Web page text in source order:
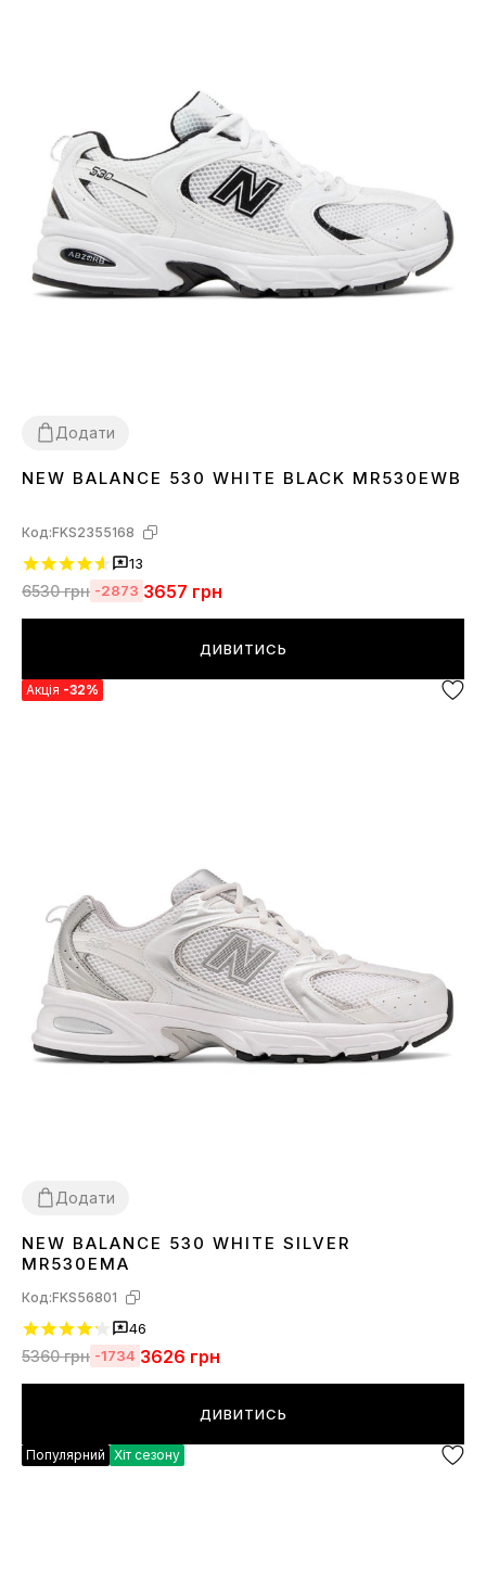
Додати
3637 3839404142 434445
NEW BALANCE 530 WHITE BLACK MR530EWB
Код:FKS2355168
13
6530грн -2873 3657 грн
ДИВИТИСЬ
Акція -32%
Додати
3637 3839404142 434445
NEW BALANCE 530 WHITE SILVER
MR530EMA
Код:FKS56801
46
5360грн -1734 3626 грн
ДИВИТИСЬ
Популярний Хіт сезону